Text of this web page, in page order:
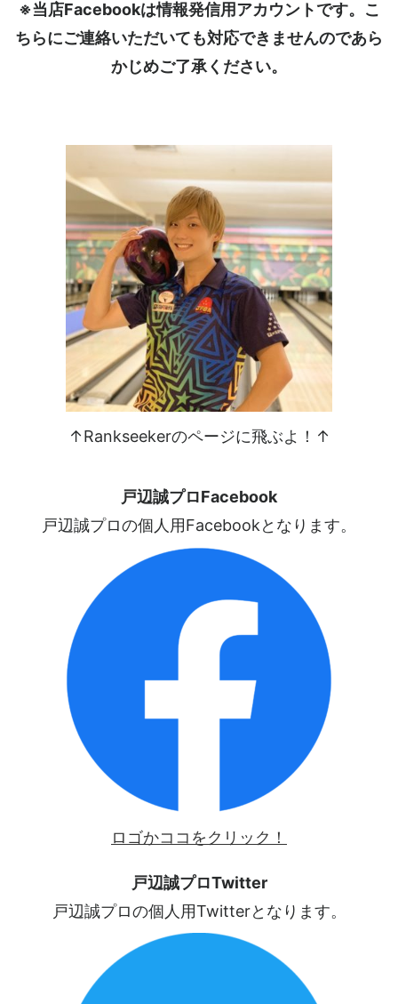
※当店Facebookは情報発信用アカウントです。こ
ちらにご連絡いただいても対応できませんのであら
かじめご了承ください。
↑Rankseekerのページに飛ぶよ！↑
戸辺誠プロFacebook
戸辺誠プロの個人用Facebookとなります。
ロゴかココをクリック！
戸辺誠プロTwitter
戸辺誠プロの個人用Twitterとなります。